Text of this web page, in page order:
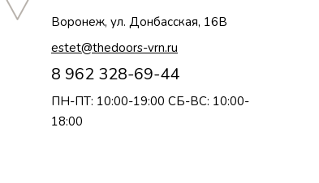
Воронеж, ул. Донбасская, 16В
estet@thedoors-vrn.ru
8 962 328-69-44
ПН-ПТ: 10:00-19:00 СБ-ВС: 10:00-
18:00